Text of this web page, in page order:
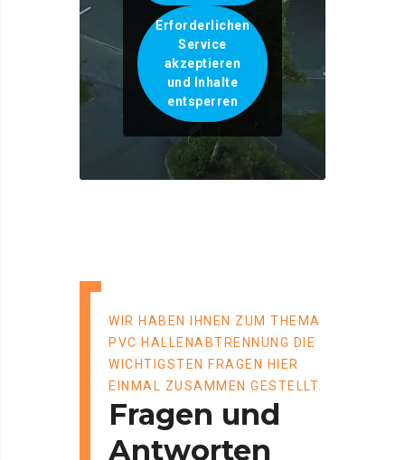
Erforderlichen
Service
akzeptieren
und Inhalte
entsperren
WIR HABEN IHNEN ZUM THEMA
PVC HALLENABTRENNUNG DIE
WICHTIGSTEN FRAGEN HIER
EINMAL ZUSAMMEN GESTELLT.
Fragen und
Antworten